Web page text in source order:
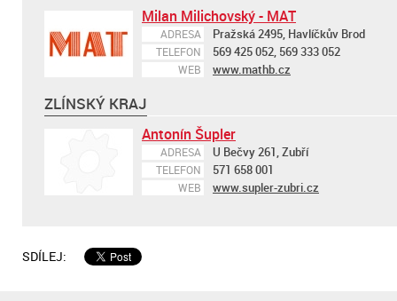
Milan Milichovský - MAT
ADRESA Pražská 2495, Havlíčkův Brod
TELEFON 569 425 052, 569 333 052
WEB www.mathb.cz
ZLÍNSKÝ KRAJ
Antonín Šupler
ADRESA U Bečvy 261, Zubří
TELEFON 571 658 001
WEB www.supler-zubri.cz
SDÍLEJ: